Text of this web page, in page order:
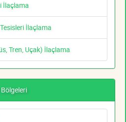
İlaçlama
İlaçlama
Tren, Uçak) İlaçlama